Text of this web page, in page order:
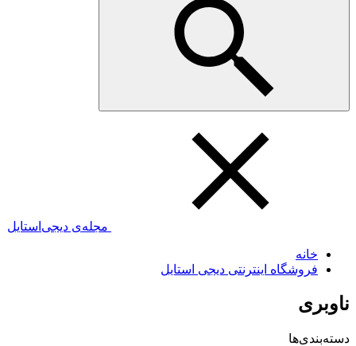
مجله‌ی دیجی‌استایل
خانه
فروشگاه اینترنتی دیجی استایل
ناوبری
دسته‌بندی‌ها